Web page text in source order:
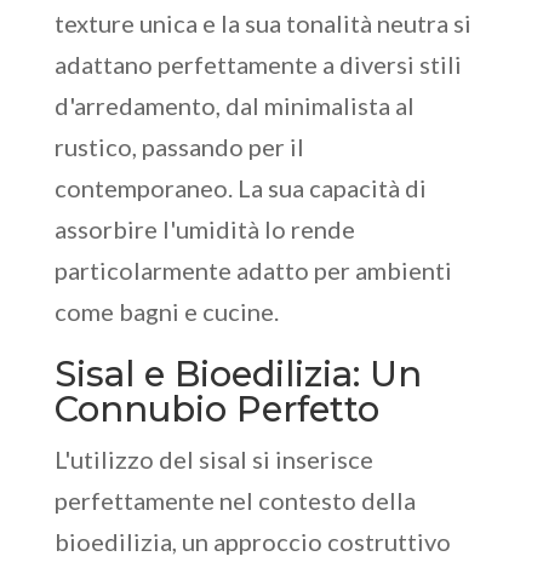
texture unica e la sua tonalità neutra si
adattano perfettamente a diversi stili
d'arredamento, dal minimalista al
rustico, passando per il
contemporaneo. La sua capacità di
assorbire l'umidità lo rende
particolarmente adatto per ambienti
come bagni e cucine.
Sisal e Bioedilizia: Un
Connubio Perfetto
L'utilizzo del sisal si inserisce
perfettamente nel contesto della
bioedilizia, un approccio costruttivo